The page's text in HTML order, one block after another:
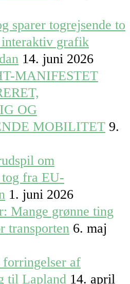
sparer togrejsende to
grafik
14. juni 2026
MANIFESTET
OG
MOBILITET 9.
om
fra EU-
1. juni 2026
Mange grønne ting
transporten 6. maj
forringelser af
til Lapland 14. april